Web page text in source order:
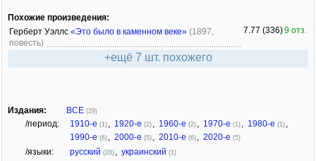
Похожие произведения:
Герберт Уэллс «Это было в каменном веке» (1897,
повесть)
7.77 (336)9 отз.
+ещё 7 шт. похожего
Издания: ВСЕ (29)
/период: 1910-е (1) , 1920-е (2) , 1960-е (2) , 1970-е (1) , 1980-е (1) ,
1990-е (6) , 2000-е (5) , 2010-е (6) , 2020-е (5)
/языки: русский (28) , украинский (1)